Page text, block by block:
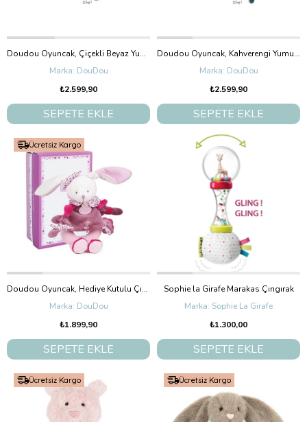
Doudou Oyuncak, Çiçekli Beyaz Yumuşak Fare
DouDou
₺2.599,90
SEPETE EKLE
Doudou Oyuncak, Kahverengi Yumuşak Aslan
DouDou
₺2.599,90
SEPETE EKLE
Doudou Oyuncak, Hediye Kutulu Çıngıraklı Pembe Tavşan 19 cm
DouDou
₺1.899,90
SEPETE EKLE
Ücretsiz Kargo
Sophie la Girafe Marakas Çıngırak
Sophie La Girafe
₺1.300,00
SEPETE EKLE
Ücretsiz Kargo Ücretsiz Kargo